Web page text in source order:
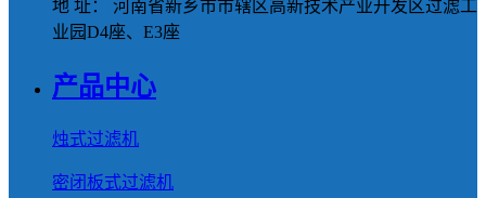
地 址： 河南省新乡市市辖区高新技术产业开发区过滤工
业园D4座、E3座
产品中心
烛式过滤机
密闭板式过滤机